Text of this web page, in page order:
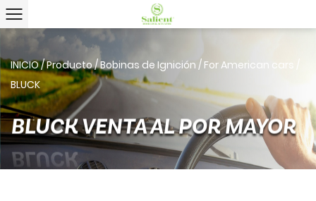
INICIO/Producto/Bobinas de Ignición / For American cars /
BLUCK
BLUCK VENTA AL POR MAYOR